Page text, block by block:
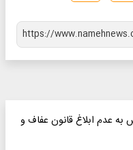
عدم ابلاغ قانون عفاف و